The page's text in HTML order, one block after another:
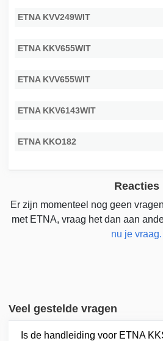
ETNA KVV249WIT
ETNA KKV655WIT
ETNA KVV655WIT
ETNA KKV6143WIT
ETNA KKO182
Reacties
Er zijn momenteel nog geen
met ETNA, vraag het dan aan
nu je vraag.
Veel gestelde vragen
Is de handleiding voor ETNA